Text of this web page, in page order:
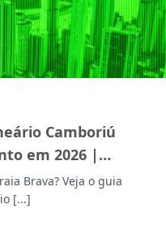
Camboriú
em 2026 |
Brava? Veja o guia
[...]